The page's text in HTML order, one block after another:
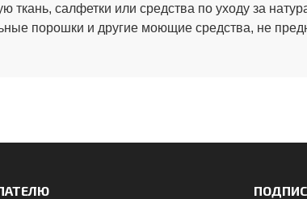
ткань, салфетки или средства по уходу за
порошки и другие моющие средства, не